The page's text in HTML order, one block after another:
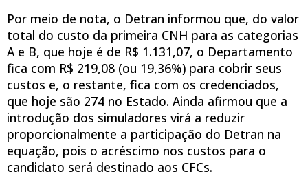
Por meio de nota, o Detran informou que, do valor
total do custo da primeira CNH para as categorias
A e B, que hoje é de R$ 1.131,07, o Departamento
fica com R$ 219,08 (ou 19,36%) para cobrir seus
custos e, o restante, fica com os credenciados,
que hoje são 274 no Estado. Ainda afirmou que a
introdução dos simuladores virá a reduzir
proporcionalmente a participação do Detran na
equação, pois o acréscimo nos custos para o
candidato será destinado aos CFCs.